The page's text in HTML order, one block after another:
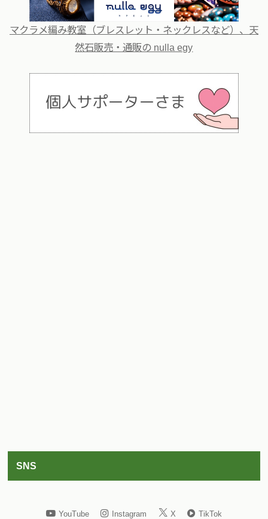
マクラメ編み教室（ブレスレット・ネックレスなど）、天
然石販売・通販の nulla egy
SNS
YouTube Instagram X TikTok